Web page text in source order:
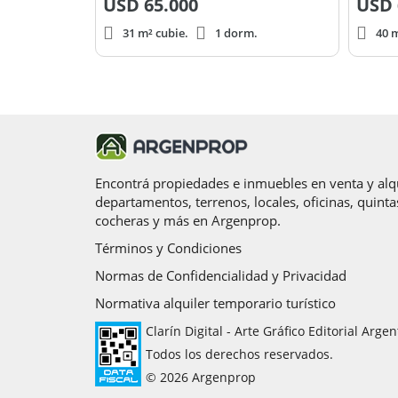
USD 65.000
31 m² cubie. 1 dorm.
USD
40
Encontrá propiedades e inmuebles en venta y
departamentos, terrenos, locales, oficinas,
cocheras y más en Argenprop.
Términos y Condiciones
Normas de Confidencialidad y Privacidad
Normativa alquiler temporario turístico
Clarín Digital - Arte Gráfico Editorial
Todos los derechos reservados.
© 2026 Argenprop